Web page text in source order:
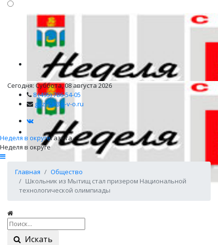
Сегодня: Суббота, 08 августа 2026
8 (495) 786-54-05
gazeta@n-v-o.ru
Неделя в округеГазета
Неделя в округе
Главная
Общество
Школьник из Мытищ стал призером Национальной
технологической олимпиады
Искать